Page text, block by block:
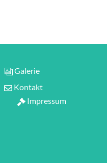
Galerie
Kontakt
Impressum